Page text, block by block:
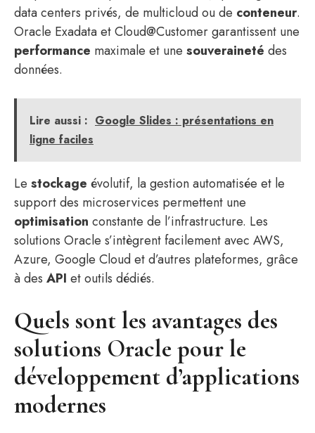
data centers privés, de multicloud ou de conteneur.
Oracle Exadata et Cloud@Customer garantissent une
performance maximale et une souveraineté des
données.
Lire aussi : Google Slides : présentations en
ligne faciles
Le stockage évolutif, la gestion automatisée et le
support des microservices permettent une
optimisation constante de l’infrastructure. Les
solutions Oracle s’intègrent facilement avec AWS,
Azure, Google Cloud et d’autres plateformes, grâce
à des API et outils dédiés.
Quels sont les avantages des
solutions Oracle pour le
développement d’applications
modernes